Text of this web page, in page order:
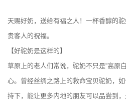
天赐好奶，送给有福之人！一杯香醇的
贵客人的祝福。
【好驼奶是这样的】
草原上的老人们常说，驼奶不只是“高原
心。曾经丝绸之路上的救命宝贝驼奶，
持下，能让更多内地的朋友可以品尝到